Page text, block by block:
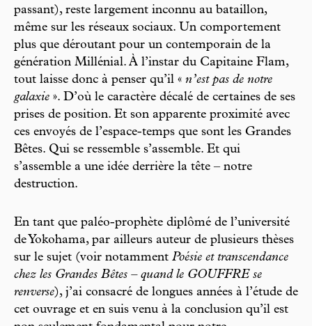
passant), reste largement inconnu au bataillon,
même sur les réseaux sociaux. Un comportement
plus que déroutant pour un contemporain de la
génération Millénial. À l’instar du Capitaine Flam,
tout laisse donc à penser qu’il « n’est pas de notre
galaxie ». D’où le caractère décalé de certaines de ses
prises de position. Et son apparente proximité avec
ces envoyés de l’espace-temps que sont les Grandes
Bêtes. Qui se ressemble s’assemble. Et qui
s’assemble a une idée derrière la tête – notre
destruction.
En tant que paléo-prophète diplômé de l’université
de Yokohama, par ailleurs auteur de plusieurs thèses
sur le sujet (voir notamment Poésie et transcendance
chez les Grandes Bêtes – quand le GOUFFRE se
renverse), j’ai consacré de longues années à l’étude de
cet ouvrage et en suis venu à la conclusion qu’il est